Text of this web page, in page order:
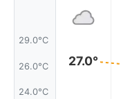
29.0°C
26.0°C
24.0°C
27.0°